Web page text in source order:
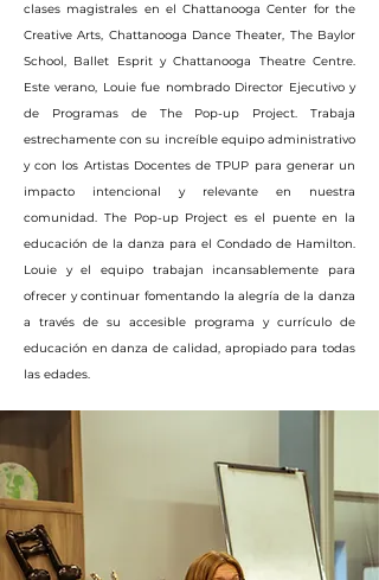
clases magistrales en el Chattanooga Center for the
Creative Arts, Chattanooga Dance Theater, The Baylor
School, Ballet Esprit y Chattanooga Theatre Centre.
Este verano, Louie fue nombrado Director Ejecutivo y
de Programas de The Pop-up Project. Trabaja
estrechamente con su increíble equipo administrativo
y con los Artistas Docentes de TPUP para generar un
impacto intencional y relevante en nuestra
comunidad. The Pop-up Project es el puente en la
educación de la danza para el Condado de Hamilton.
Louie y el equipo trabajan incansablemente para
ofrecer y continuar fomentando la alegría de la danza
a través de su accesible programa y currículo de
educación en danza de calidad, apropiado para todas
las edades.